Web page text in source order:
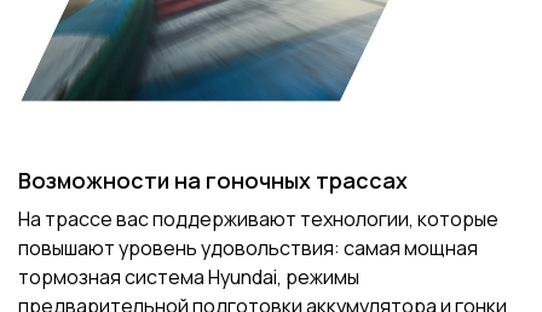
Возможности на гоночных трассах
На трассе вас поддерживают технологии, которые
повышают уровень удовольствия: самая мощная
тормозная система Hyundai, режимы
предварительной подготовки аккумулятора и гонки